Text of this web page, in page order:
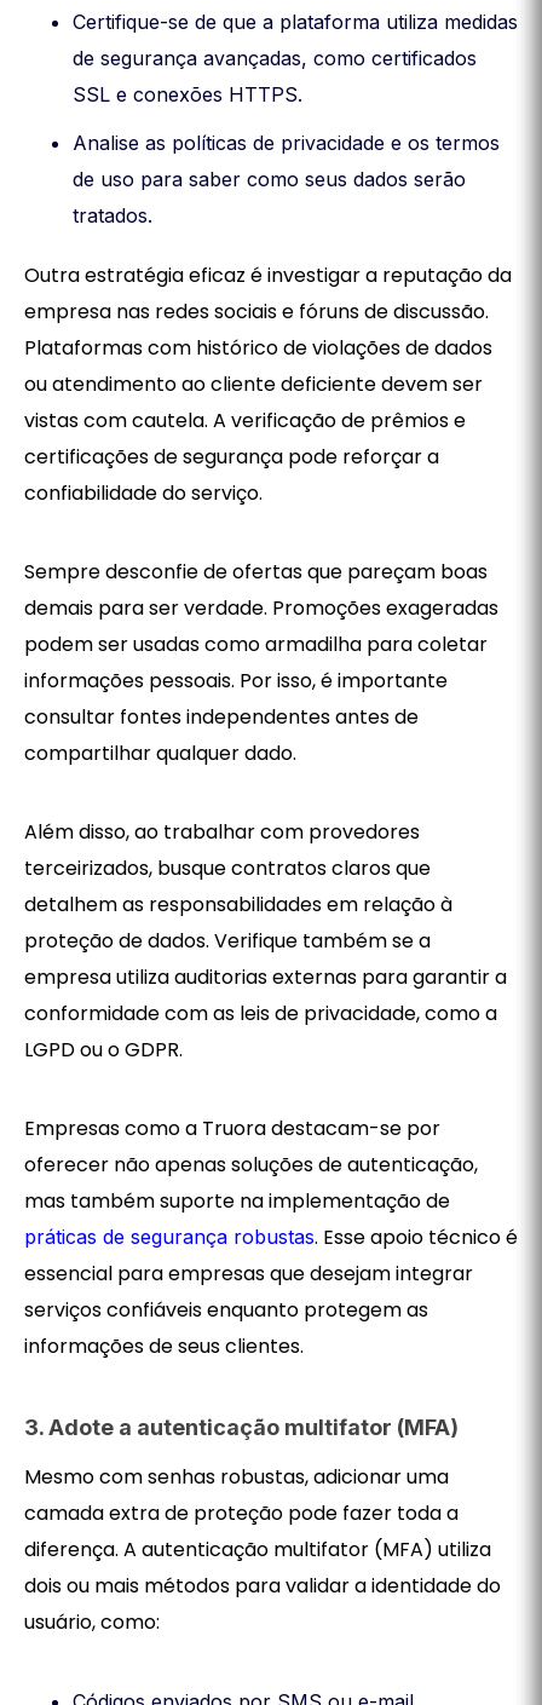
Certifique-se de que a plataforma utiliza medidas
de segurança avançadas, como certificados
SSL e conexões HTTPS.
Analise as políticas de privacidade e os termos
de uso para saber como seus dados serão
tratados.
Outra estratégia eficaz é investigar a reputação da
empresa nas redes sociais e fóruns de discussão.
Plataformas com histórico de violações de dados
ou atendimento ao cliente deficiente devem ser
vistas com cautela. A verificação de prêmios e
certificações de segurança pode reforçar a
confiabilidade do serviço.
Sempre desconfie de ofertas que pareçam boas
demais para ser verdade. Promoções exageradas
podem ser usadas como armadilha para coletar
informações pessoais. Por isso, é importante
consultar fontes independentes antes de
compartilhar qualquer dado.
Além disso, ao trabalhar com provedores
terceirizados, busque contratos claros que
detalhem as responsabilidades em relação à
proteção de dados. Verifique também se a
empresa utiliza auditorias externas para garantir a
conformidade com as leis de privacidade, como a
LGPD ou o GDPR.
Empresas como a Truora destacam-se por
oferecer não apenas soluções de autenticação,
mas também suporte na implementação de
práticas de segurança robustas. Esse apoio técnico é
essencial para empresas que desejam integrar
serviços confiáveis enquanto protegem as
informações de seus clientes.
3. Adote a autenticação multifator (MFA)
Mesmo com senhas robustas, adicionar uma
camada extra de proteção pode fazer toda a
diferença. A autenticação multifator (MFA) utiliza
dois ou mais métodos para validar a identidade do
usuário, como: